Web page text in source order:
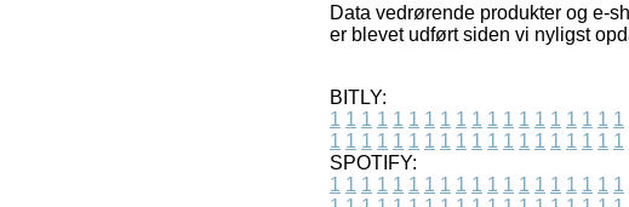
Data vedrørende produkter og e-
er blevet udført siden vi nyligst
BITLY:
1 1 1 1 1 1 1 1 1 1 1 1 1 1 1 1 1 1 1
1 1 1 1 1 1 1 1 1 1 1 1 1 1 1 1 1 1 1
SPOTIFY:
1 1 1 1 1 1 1 1 1 1 1 1 1 1 1 1 1 1 1